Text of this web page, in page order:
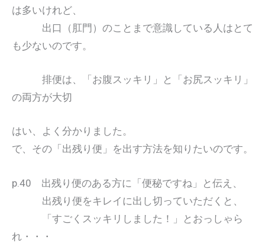
は多いけれど、
出口（肛門）のことまで意識している人はとて
も少ないのです。
排便は、「お腹スッキリ」と「お尻スッキリ」
の両方が大切
はい、よく分かりました。
で、その「出残り便」を出す方法を知りたいのです。
p.40 出残り便のある方に「便秘ですね」と伝え、
出残り便をキレイに出し切っていただくと、
「すごくスッキリしました！」とおっしゃら
れ・・・